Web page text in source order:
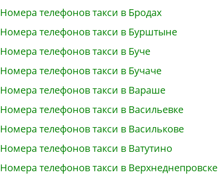
Номера телефонов такси в Бродах
Номера телефонов такси в Бурштыне
Номера телефонов такси в Буче
Номера телефонов такси в Бучаче
Номера телефонов такси в Вараше
Номера телефонов такси в Васильевке
Номера телефонов такси в Василькове
Номера телефонов такси в Ватутино
Номера телефонов такси в Верхнеднепровске